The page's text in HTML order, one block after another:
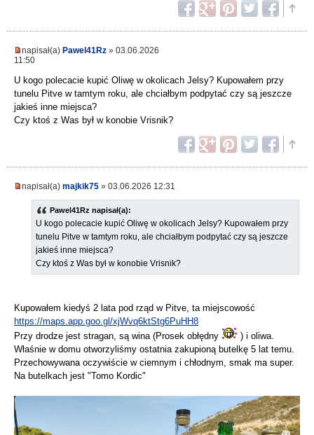
napisał(a) Pawel41Rz » 03.06.2026
11:50
U kogo polecacie kupić Oliwę w okolicach Jelsy? Kupowałem przy
tunelu Pitve w tamtym roku, ale chciałbym podpytać czy są jeszcze
jakieś inne miejsca?
Czy ktoś z Was był w konobie Vrisnik?
napisał(a) majkik75 » 03.06.2026 12:31
Pawel41Rz napisał(a):
U kogo polecacie kupić Oliwę w okolicach Jelsy? Kupowałem przy
tunelu Pitve w tamtym roku, ale chciałbym podpytać czy są jeszcze
jakieś inne miejsca?
Czy ktoś z Was był w konobie Vrisnik?
Kupowałem kiedyś 2 lata pod rząd w Pitve, ta miejscowość
https://maps.app.goo.gl/xjWvq6ktStg6PuHH8
Przy drodze jest stragan, są wina (Prosek obłędny
) i oliwa.
Właśnie w domu otworzyliśmy ostatnia zakupioną butelkę 5 lat temu.
Przechowywana oczywiście w ciemnym i chłodnym, smak ma super.
Na butelkach jest "Tomo Kordic"